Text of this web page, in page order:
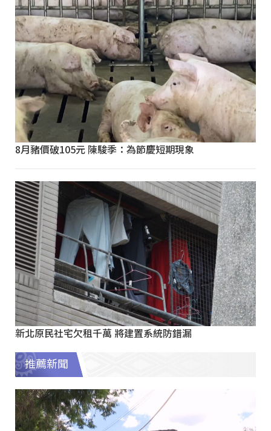
8月豬價破105元 陳駿季：為節慶短期現象
新北原民社宅欠租千萬 將建置系統防錯漏
推薦新聞